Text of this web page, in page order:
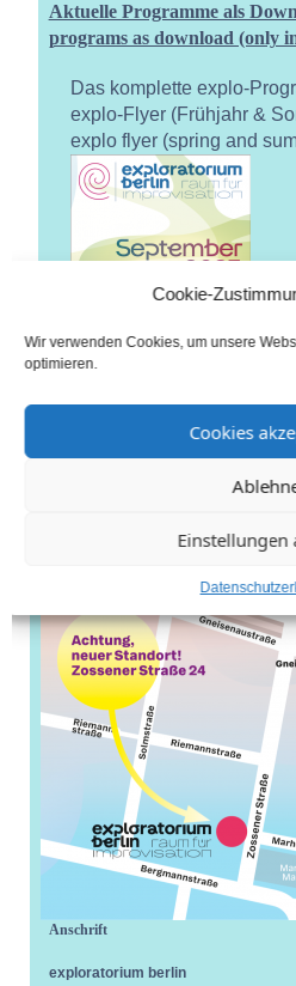
Cookie-
Wir verwenden Cookies, um unsere
optimieren.
Cookies
Einstellungen
Aktuelle Programme als
programs as download (only
Das komplette explo-
explo-Flyer (Frühjahr &
explo flyer (spring and
Anschrift
exploratorium berlin